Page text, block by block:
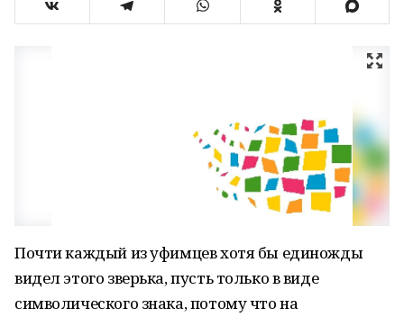
Почти каждый из уфимцев хотя бы единожды
видел этого зверька, пусть только в виде
символического знака, потому что на